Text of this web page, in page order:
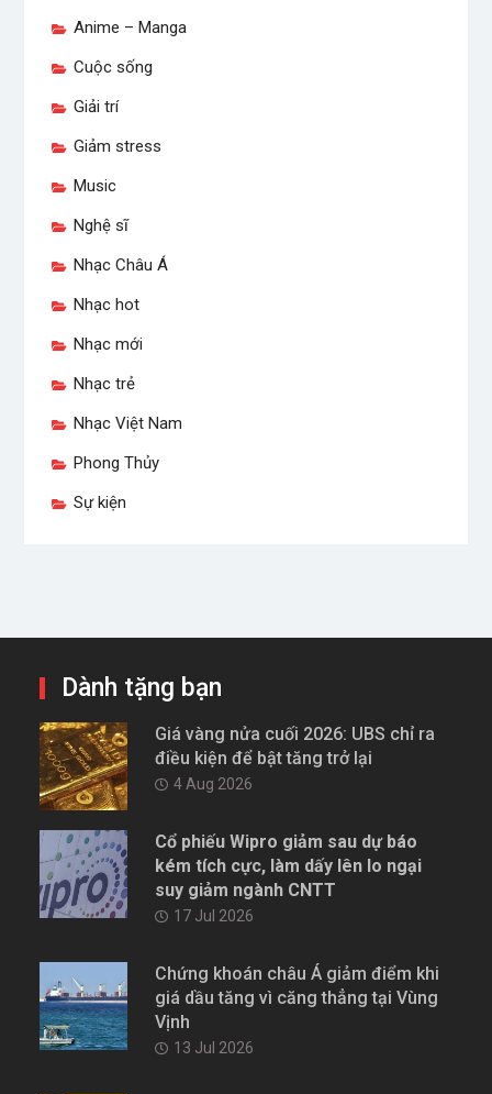
Anime – Manga
Cuộc sống
Giải trí
Giảm stress
Music
Nghệ sĩ
Nhạc Châu Á
Nhạc hot
Nhạc mới
Nhạc trẻ
Nhạc Việt Nam
Phong Thủy
Sự kiện
Dành tặng bạn
Giá vàng nửa cuối 2026: UBS chỉ ra
điều kiện để bật tăng trở lại
4 Aug 2026
Cổ phiếu Wipro giảm sau dự báo
kém tích cực, làm dấy lên lo ngại
suy giảm ngành CNTT
17 Jul 2026
Chứng khoán châu Á giảm điểm khi
giá dầu tăng vì căng thẳng tại Vùng
Vịnh
13 Jul 2026